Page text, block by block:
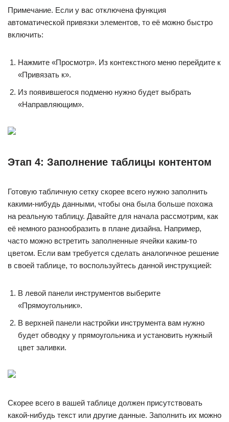
Примечание. Если у вас отключена функция
автоматической привязки элементов, то её можно быстро
включить:
Нажмите «Просмотр». Из контекстного меню перейдите к
«Привязать к».
Из появившегося подменю нужно будет выбрать
«Направляющим».
Этап 4: Заполнение таблицы контентом
Готовую табличную сетку скорее всего нужно заполнить
какими-нибудь данными, чтобы она была больше похожа
на реальную таблицу. Давайте для начала рассмотрим, как
её немного разнообразить в плане дизайна. Например,
часто можно встретить заполненные ячейки каким-то
цветом. Если вам требуется сделать аналогичное решение
в своей таблице, то воспользуйтесь данной инструкцией:
В левой панели инструментов выберите
«Прямоугольник».
В верхней панели настройки инструмента вам нужно
будет обводку у прямоугольника и установить нужный
цвет заливки.
Скорее всего в вашей таблице должен присутствовать
какой-нибудь текст или другие данные. Заполнить их можно